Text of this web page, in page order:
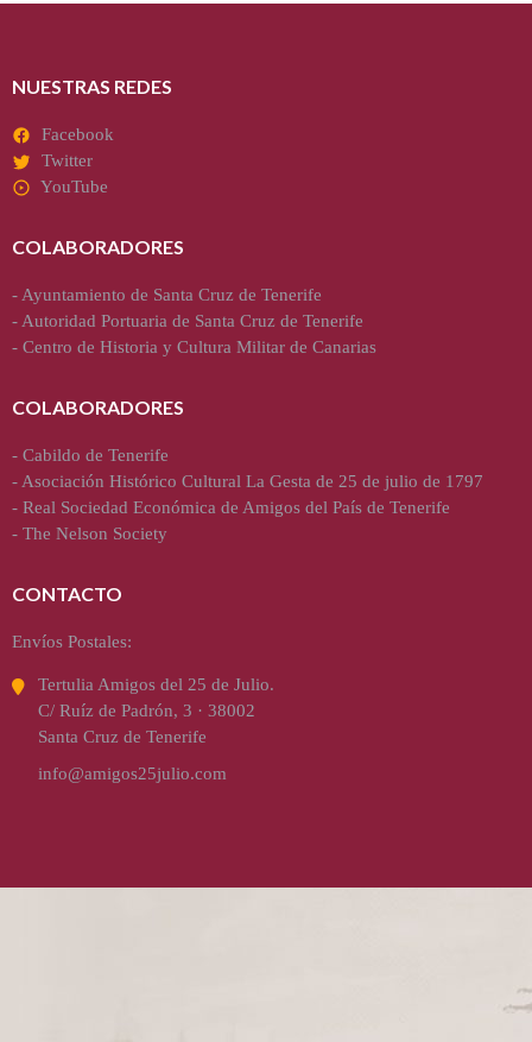
NUESTRAS REDES
Facebook
Twitter
YouTube
COLABORADORES
- Ayuntamiento de Santa Cruz de Tenerife
- Autoridad Portuaria de Santa Cruz de Tenerife
- Centro de Historia y Cultura Militar de Canarias
COLABORADORES
- Cabildo de Tenerife
- Asociación Histórico Cultural La Gesta de 25 de julio de 1797
- Real Sociedad Económica de Amigos del País de Tenerife
- The Nelson Society
CONTACTO
Envíos Postales:
Tertulia Amigos del 25 de Julio.
C/ Ruíz de Padrón, 3 · 38002
Santa Cruz de Tenerife
info@amigos25julio.com